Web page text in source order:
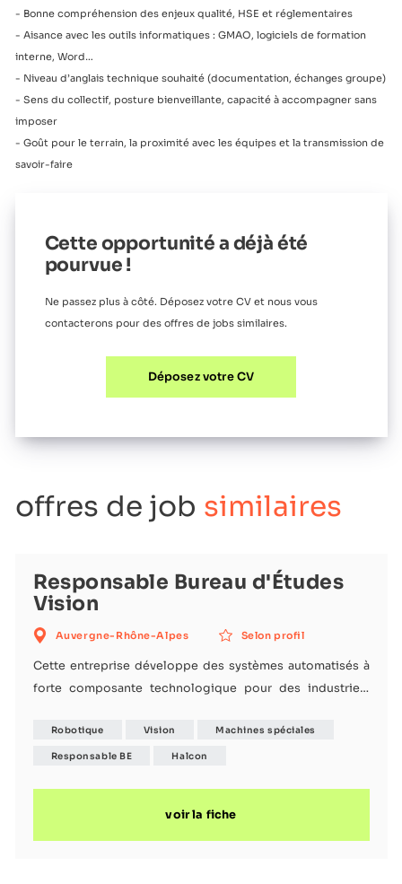
- Bonne compréhension des enjeux qualité, HSE et réglementaires
- Aisance avec les outils informatiques : GMAO, logiciels de formation
interne, Word…
- Niveau d’anglais technique souhaité (documentation, échanges groupe)
- Sens du collectif, posture bienveillante, capacité à accompagner sans
imposer
- Goût pour le terrain, la proximité avec les équipes et la transmission de
savoir-faire
Cette opportunité a déjà été
pourvue !
Ne passez plus à côté. Déposez votre CV et nous vous
contacterons pour des offres de jobs similaires.
Déposez votre CV
offres de job similaires
Responsable Bureau d'Études
Vision
Auvergne-Rhône-Alpes Selon profil
Cette entreprise développe des systèmes automatisés à
forte composante technologique pour des industriels
conçoivent des solutions sur mesure intégrant robotique,
vision industrielle, intelligence artificielle et logiciels afin
l'entreprise recrute le Responsable de son Bureau
d'Études Vision, une équipe transverse intervenant sur
Robotique Vision Machines spéciales
Responsable BE Halcon
voir la fiche